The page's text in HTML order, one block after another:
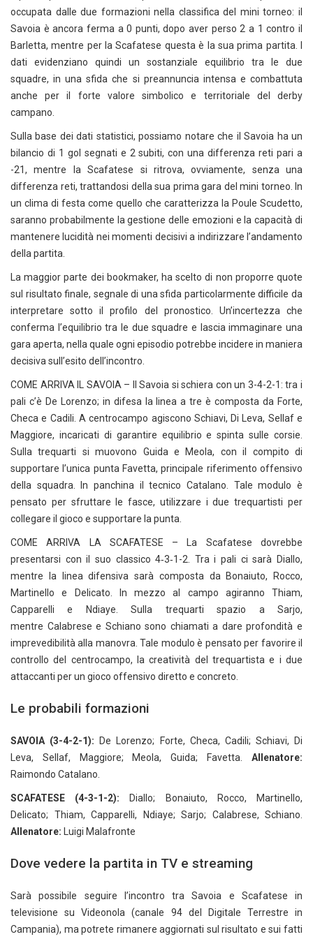
occupata dalle due formazioni nella classifica del mini torneo: il
Savoia è ancora ferma a 0 punti, dopo aver perso 2 a 1 contro il
Barletta, mentre per la Scafatese questa è la sua prima partita. I
dati evidenziano quindi un sostanziale equilibrio tra le due
squadre, in una sfida che si preannuncia intensa e combattuta
anche per il forte valore simbolico e territoriale del derby
campano.
Sulla base dei dati statistici, possiamo notare che il Savoia ha un
bilancio di 1 gol segnati e 2 subiti, con una differenza reti pari a
-21, mentre la Scafatese si ritrova, ovviamente, senza una
differenza reti, trattandosi della sua prima gara del mini torneo. In
un clima di festa come quello che caratterizza la Poule Scudetto,
saranno probabilmente la gestione delle emozioni e la capacità di
mantenere lucidità nei momenti decisivi a indirizzare l’andamento
della partita.
La maggior parte dei bookmaker, ha scelto di non proporre quote
sul risultato finale, segnale di una sfida particolarmente difficile da
interpretare sotto il profilo del pronostico. Un’incertezza che
conferma l’equilibrio tra le due squadre e lascia immaginare una
gara aperta, nella quale ogni episodio potrebbe incidere in maniera
decisiva sull’esito dell’incontro.
COME ARRIVA IL SAVOIA – Il Savoia si schiera con un 3-4-2-1: tra i
pali c’è De Lorenzo; in difesa la linea a tre è composta da Forte,
Checa e Cadili. A centrocampo agiscono Schiavi, Di Leva, Sellaf e
Maggiore, incaricati di garantire equilibrio e spinta sulle corsie.
Sulla trequarti si muovono Guida e Meola, con il compito di
supportare l’unica punta Favetta, principale riferimento offensivo
della squadra. In panchina il tecnico Catalano. Tale modulo è
pensato per sfruttare le fasce, utilizzare i due trequartisti per
collegare il gioco e supportare la punta.
COME ARRIVA LA SCAFATESE – La Scafatese dovrebbe
presentarsi con il suo classico 4‑3‑1-2. Tra i pali ci sarà Diallo,
mentre la linea difensiva sarà composta da Bonaiuto, Rocco,
Martinello e Delicato. In mezzo al campo agiranno Thiam,
Capparelli e Ndiaye. Sulla trequarti spazio a Sarjo,
mentre Calabrese e Schiano sono chiamati a dare profondità e
imprevedibilità alla manovra. Tale modulo è pensato per favorire il
controllo del centrocampo, la creatività del trequartista e i due
attaccanti per un gioco offensivo diretto e concreto.
Le probabili formazioni
SAVOIA (3-4-2-1):
De Lorenzo; Forte, Checa, Cadili; Schiavi, Di
Leva, Sellaf, Maggiore; Meola, Guida; Favetta.
Allenatore:
Raimondo Catalano.
SCAFATESE (4-3-1-2): Diallo; Bonaiuto, Rocco, Martinello,
Delicato; Thiam, Capparelli, Ndiaye; Sarjo; Calabrese, Schiano.
Allenatore: Luigi Malafronte
Dove vedere la partita in TV e streaming
Sarà possibile seguire l’incontro tra Savoia e Scafatese in
televisione su Videonola (canale 94 del Digitale Terrestre in
Campania), ma potrete rimanere aggiornati sul risultato e sui fatti